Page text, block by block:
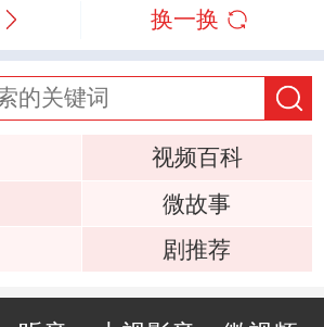
换一换
视频百科
微故事
剧推荐